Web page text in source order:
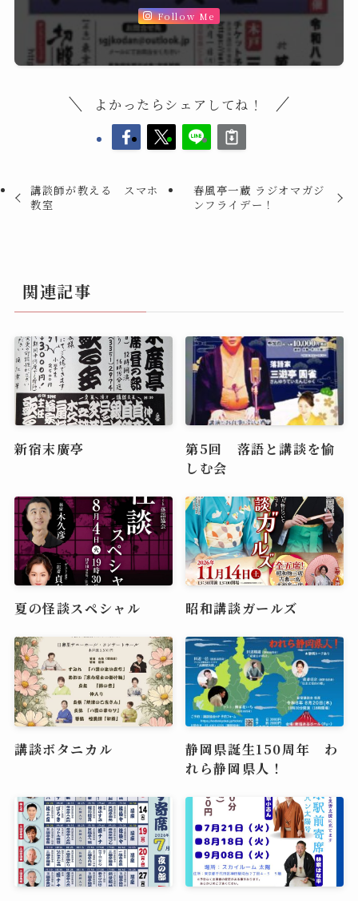
Follow Me
よかったらシェアしてね！
講談師が教える スマホ
教室
春風亭一蔵 ラジオマガジ
ンフライデー！
関連記事
新宿末廣亭
第5回 落語と講談を愉
しむ会
夏の怪談スペシャル 昭和講談ガールズ
講談ボタニカル
静岡県誕生150周年 わ
れら静岡県人！